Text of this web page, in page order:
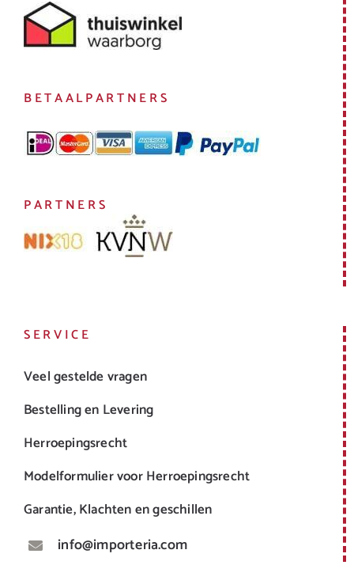
BETAALPARTNERS
PARTNERS
SERVICE
Veel gestelde vragen
Bestelling en Levering
Herroepingsrecht
Modelformulier voor Herroepingsrecht
Garantie, Klachten en geschillen
info@importeria.com